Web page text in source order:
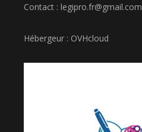
Contact : legipro.fr@gmail.com
Hébergeur : OVHcloud